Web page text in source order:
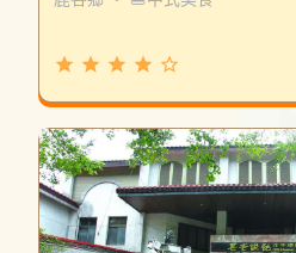
grade grade grade grade star_border